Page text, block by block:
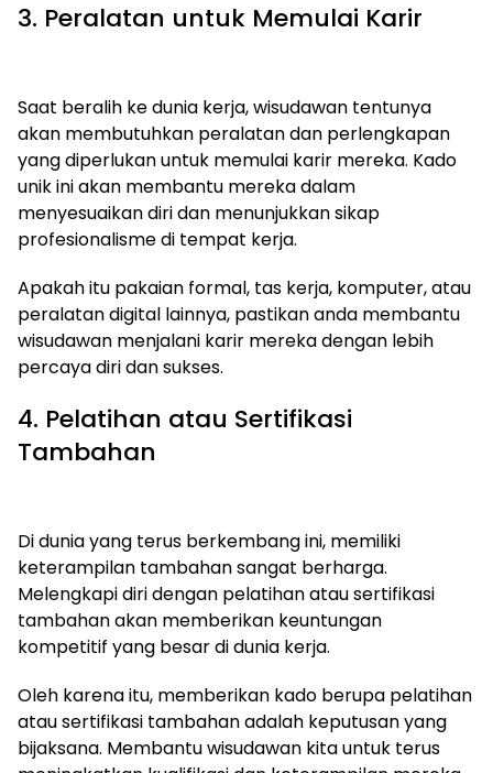
3. Peralatan untuk Memulai Karir
Saat beralih ke dunia kerja, wisudawan tentunya
akan membutuhkan peralatan dan perlengkapan
yang diperlukan untuk memulai karir mereka. Kado
unik ini akan membantu mereka dalam
menyesuaikan diri dan menunjukkan sikap
profesionalisme di tempat kerja.
Apakah itu pakaian formal, tas kerja, komputer, atau
peralatan digital lainnya, pastikan anda membantu
wisudawan menjalani karir mereka dengan lebih
percaya diri dan sukses.
4. Pelatihan atau Sertifikasi
Tambahan
Di dunia yang terus berkembang ini, memiliki
keterampilan tambahan sangat berharga.
Melengkapi diri dengan pelatihan atau sertifikasi
tambahan akan memberikan keuntungan
kompetitif yang besar di dunia kerja.
Oleh karena itu, memberikan kado berupa pelatihan
atau sertifikasi tambahan adalah keputusan yang
bijaksana. Membantu wisudawan kita untuk terus